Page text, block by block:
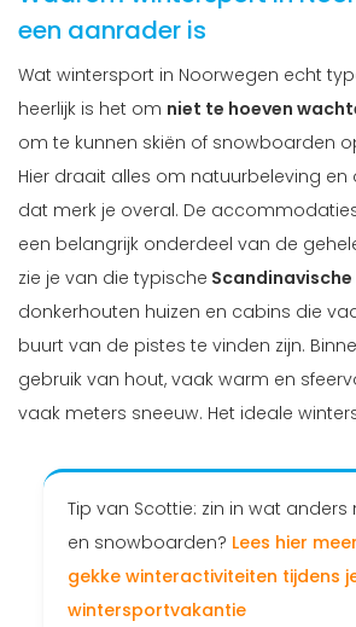
een aanrader is
Wat wintersport in Noorwegen echt
heerlijk is het om niet te hoeven
om te kunnen skiën of snowboarden
Hier draait alles om natuurbeleving
dat merk je overal. De
een belangrijk onderdeel van de
zie je van die typische
donkerhouten huizen en cabins die
buurt van de pistes te vinden zijn.
gebruik van hout, vaak warm en
vaak meters sneeuw. Het ideale
Tip van Scottie: zin in wat anders
en snowboarden? Lees hier
gekke winteractiviteiten tijdens
wintersportvakantie